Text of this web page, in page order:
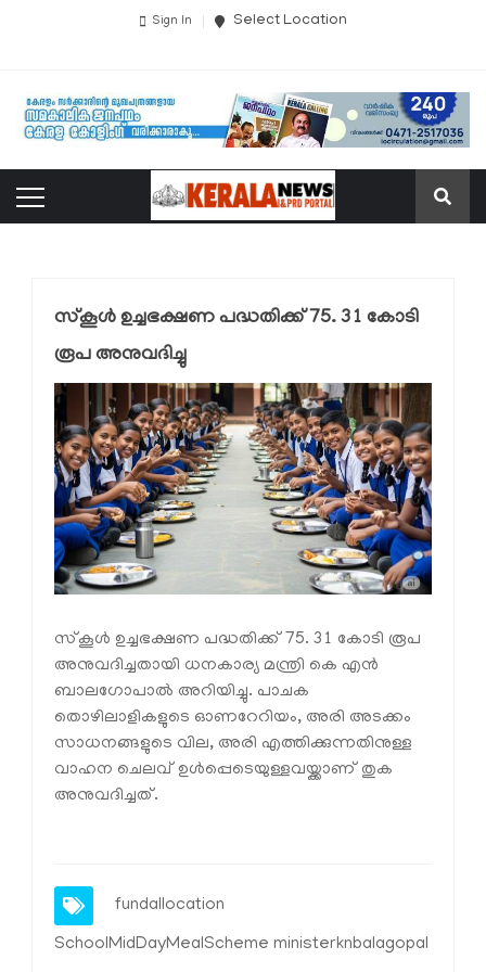
Sign In Select Location
സ്കൂൾ ഉച്ചഭക്ഷണ പദ്ധതിക്ക് 75. 31 കോടി
രൂപ അനുവദിച്ചു
സ്കൂൾ ഉച്ചഭക്ഷണ പദ്ധതിക്ക് 75. 31 കോടി രൂപ
അനുവദിച്ചതായി ധനകാര്യ മന്ത്രി കെ എൻ
ബാലഗോപാൽ അറിയിച്ചു. പാചക
തൊഴിലാളികളുടെ ഓണറേറിയം, അരി അടക്കം
സാധനങ്ങളുടെ വില, അരി എത്തിക്കുന്നതിനുള്ള
വാഹന ചെലവ് ഉൾപ്പെടെയുള്ളവയ്ക്കാണ് തുക
അനുവദിച്ചത്.
fundallocation
SchoolMidDayMealScheme ministerknbalagopal